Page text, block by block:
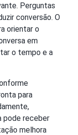
Perguntas
conversão. O
orientar o
em
o tempo e a
para
pode receber
melhora